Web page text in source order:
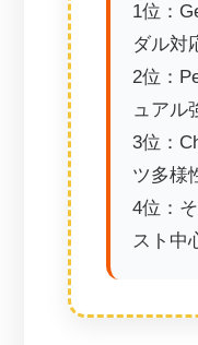
1位：
ダル対
2位：
ュア
3位：
ツ多様
4位：
スト中